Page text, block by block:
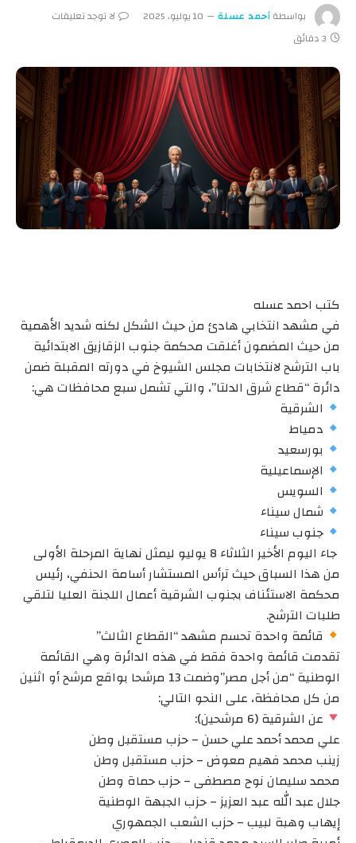
بواسطةأحمد عسلة 10 يوليو، 2025
لا توجد تعليقات
3 دقائق
كتب احمد عسله
في مشهد انتخابي هادئ من حيث الشكل لكنه شديد الأهمية
من حيث المضمون أغلقت محكمة جنوب الزقازيق الابتدائية
باب الترشح لانتخابات مجلس الشيوخ في دورته المقبلة ضمن
دائرة “قطاع شرق الدلتا”، والتي تشمل سبع محافظات هي:
الشرقية
دمياط
بورسعيد
الإسماعيلية
السويس
شمال سيناء
جنوب سيناء
جاء اليوم الأخير الثلاثاء 8 يوليو ليمثل نهاية المرحلة الأولى
من هذا السباق حيث ترأس المستشار أسامة الحنفي، رئيس
محكمة الاستئناف بجنوب الشرقية أعمال اللجنة العليا لتلقي
طلبات الترشح.
قائمة واحدة تحسم مشهد “القطاع الثالث”
تقدمت قائمة واحدة فقط في هذه الدائرة وهي القائمة
الوطنية “من أجل مصر”وضمت 13 مرشحا بواقع مرشح أو اثنين
من كل محافظة، على النحو التالي:
عن الشرقية (6 مرشحين):
علي محمد أحمد علي حسن – حزب مستقبل وطن
زينب محمد فهيم معوض – حزب مستقبل وطن
محمد سليمان نوح مصطفى – حزب حماة وطن
جلال عبد الله عبد العزيز – حزب الجبهة الوطنية
إيهاب وهبة لبيب – حزب الشعب الجمهوري